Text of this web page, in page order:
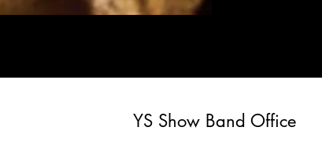
YS Show Band Office